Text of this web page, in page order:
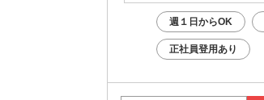
週１日からOK
正社員登用あり